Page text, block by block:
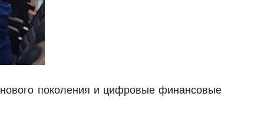
поколения и цифровые финансовые